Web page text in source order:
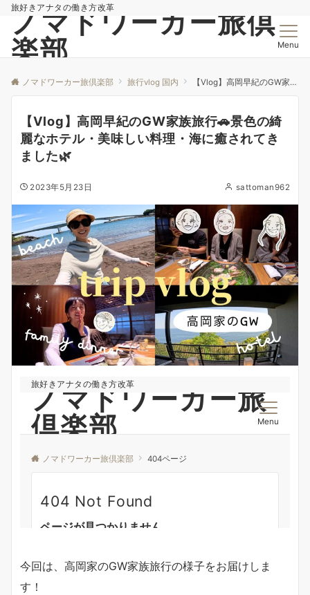
旅好きアナタの働き方改革
ノマドワーカー旅倶
楽部
Menu
ノマドワーカー旅倶楽部 旅行vlog 国内 【Vlog】高岡早紀のGW家族旅行🚗景色の綺麗なホテル・美味しい料理・海に癒されてきました🌿
【Vlog】高岡早紀のGW家族旅行🚗景色の綺
麗なホテル・美味しい料理・海に癒されてき
ました🌿
2023年5月23日 sattoman962
今回は、高岡家のGW家族旅行の様子をお届けしま
す！